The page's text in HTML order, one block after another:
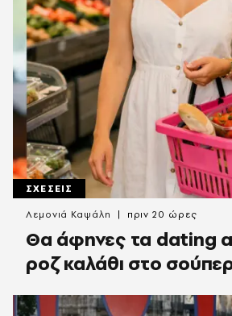
ΣΧΕΣΕΙΣ
Θα άφηνες τα dating
ροζ καλάθι στο
Λεμονιά Καψάλη πριν 20 ώρες